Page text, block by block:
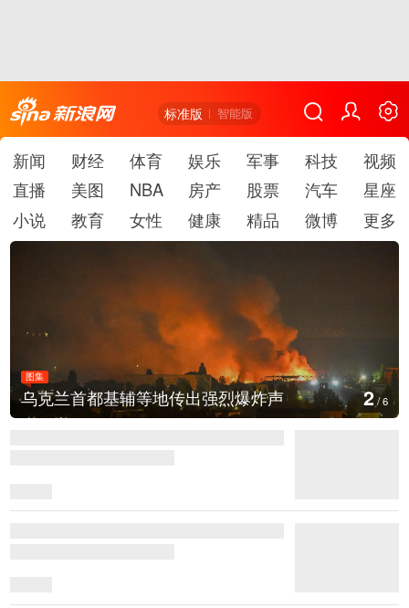
标准版 智能版
新闻 财经 体育 娱乐 军事 科技
视频
直播
美图 NBA 房产 股票 汽车
星座
小说
教育 女性 健康 精品 微博 更多
图集
乌克兰首都基辅等地传出强烈爆炸声 2/6